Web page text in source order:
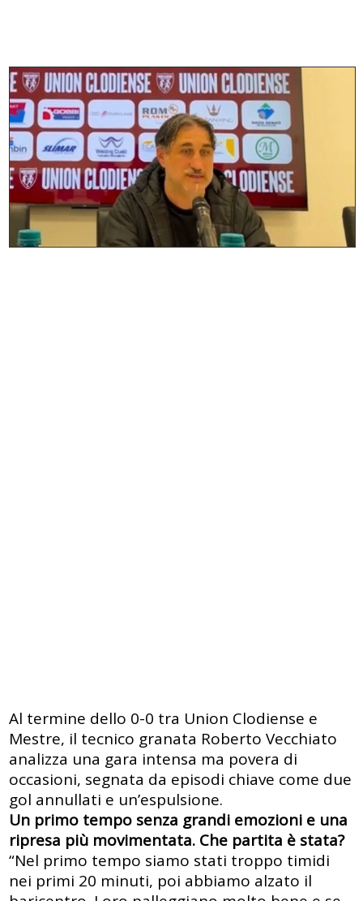
Al termine dello 0-0 tra Union Clodiense e
Mestre, il tecnico granata Roberto Vecchiato
analizza una gara intensa ma povera di
occasioni, segnata da episodi chiave come due
gol annullati e un’espulsione.
Un primo tempo senza grandi emozioni e una
ripresa più movimentata. Che partita è stata?
“Nel primo tempo siamo stati troppo timidi
nei primi 20 minuti, poi abbiamo alzato il